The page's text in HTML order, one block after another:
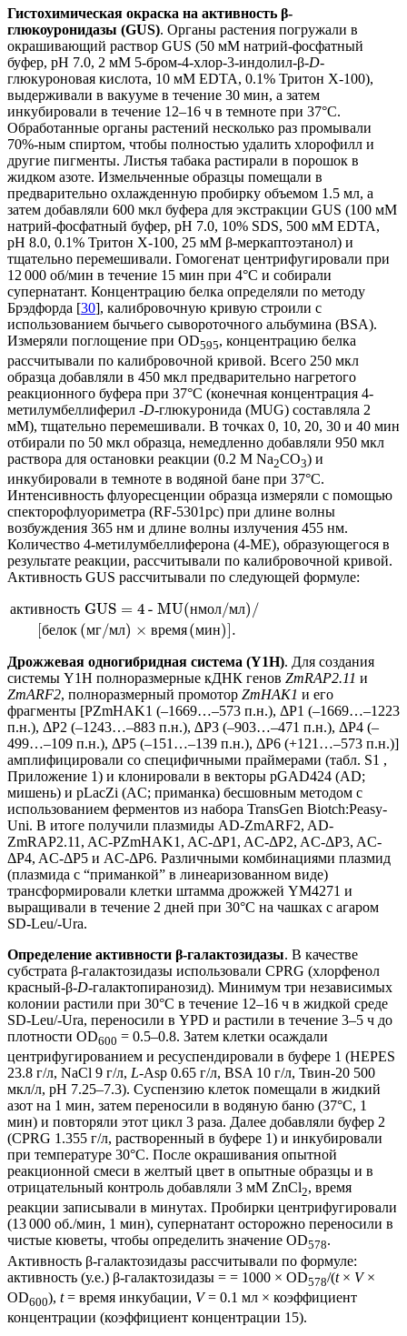
Гистохимическая окраска на активность β-
глюкоуронидазы (GUS). Органы растения погружали в
окрашивающий раствор GUS (50 мМ натрий-фосфатный
буфер, рН 7.0, 2 мМ 5-бром-4-хлор-3-индолил-β-D-
глюкуроновая кислота, 10 мМ EDТА, 0.1% Тритон Х-100),
выдерживали в вакууме в течение 30 мин, а затем
инкубировали в течение 12‒16 ч в темноте при 37°С.
Обработанные органы растений несколько раз промывали
70%-ным спиртом, чтобы полностью удалить хлорофилл и
другие пигменты. Листья табака растирали в порошок в
жидком азоте. Измельченные образцы помещали в
предварительно охлажденную пробирку объемом 1.5 мл, а
затем добавляли 600 мкл буфера для экстракции GUS (100 мМ
натрий-фосфатный буфер, pH 7.0, 10% SDS, 500 мМ EDTA,
pH 8.0, 0.1% Тритон X-100, 25 мМ β-меркаптоэтанол) и
тщательно перемешивали. Гомогенат центрифугировали при
12 000 об/мин в течение 15 мин при 4°С и собирали
супернатант. Концентрацию белка определяли по методу
Брэдфорда [30], калибровочную кривую строили с
использованием бычьего сывороточного альбумина (BSA).
Измеряли поглощение при OD595, концентрацию белка
рассчитывали по калибровочной кривой. Всего 250 мкл
образца добавляли в 450 мкл предварительно нагретого
реакционного буфера при 37°С (конечная концентрация 4-
метилумбеллиферил -D-глюкуронида (MUG) составляла 2
мМ), тщательно перемешивали. В точках 0, 10, 20, 30 и 40 мин
отбирали по 50 мкл образца, немедленно добавляли 950 мкл
раствора для остановки реакции (0.2 М Na2CO3) и
инкубировали в темноте в водяной бане при 37°С.
Интенсивность флуоресценции образца измеряли с помощью
спекторофлуориметра (RF-5301pc) при длине волны
возбуждения 365 нм и длине волны излучения 455 нм.
Количество 4-метилумбеллиферона (4-МЕ), образующегося в
результате реакции, рассчитывали по калибровочной кривой.
Активность GUS рассчитывали по следующей формуле:
активность GUS = 4- MU(нмол/мл) /
[белок (мг/мл) × время(мин)].
Дрожжевая одногибридная система (Y1H). Для создания
системы Y1H полноразмерные кДНК генов ZmRAP2.11 и
ZmARF2, полноразмерный промотор ZmHAK1 и его
фрагменты [PZmHAK1 (–1669…–573 п.н.), ΔP1 (–1669…–1223
п.н.), ΔP2 (–1243…–883 п.н.), ∆P3 (–903…–471 п.н.), ΔP4 (–
499…–109 п.н.), ΔP5 (–151…–139 п.н.), ΔP6 (+121…‒573 п.н.)]
амплифицировали со специфичными праймерами (табл. S1 ,
Приложение 1) и клонировали в векторы pGAD424 (AD;
мишень) и pLacZi (AC; приманка) бесшовным методом с
использованием ферментов из набора TransGen Biotch:Peasy-
Uni. В итоге получили плазмиды AD-ZmARF2, AD-
ZmRAP2.11, AC-PZmHAK1, AC-ΔP1, AC-ΔP2, AC-ΔP3, AC-
ΔP4, AC-ΔP5 и AC-ΔP6. Различными комбинациями плазмид
(плазмида с “приманкой” в линеаризованном виде)
трансформировали клетки штамма дрожжей YM4271 и
выращивали в течение 2 дней при 30°С на чашках с агаром
SD-Leu/-Ura.
Определение активности β-галактозидазы. В качестве
субстрата β-галактозидазы использовали CPRG (хлорфенол
красный-β-D-галактопиранозид). Минимум три независимых
колонии растили при 30°С в течение 12‒16 ч в жидкой среде
SD-Leu/-Ura, переносили в YPD и растили в течение 3‒5 ч до
плотности OD600 = 0.5‒0.8. Затем клетки осаждали
центрифугированием и ресуспендировали в буфере 1 (HEPES
23.8 г/л, NaCl 9 г/л, L-Asp 0.65 г/л, BSA 10 г/л, Твин-20 500
мкл/л, pH 7.25‒7.3). Суспензию клеток помещали в жидкий
азот на 1 мин, затем переносили в водяную баню (37°С, 1
мин) и повторяли этот цикл 3 раза. Далее добавляли буфер 2
(CPRG 1.355 г/л, растворенный в буфере 1) и инкубировали
при температуре 30°С. После окрашивания опытной
реакционной смеси в желтый цвет в опытные образцы и в
отрицательный контроль добавляли 3 мМ ZnCl2, время
реакции записывали в минутах. Пробирки центрифугировали
(13 000 об./мин, 1 мин), супернатант осторожно переносили в
чистые кюветы, чтобы определить значение OD578.
Активность β-галактозидазы рассчитывали по формуле:
активность (у.е.) β-галактозидазы = = 1000 × OD578/(t× V×
OD600), t= время инкубации, V= 0.1 мл × коэффициент
концентрации (коэффициент концентрации 15).